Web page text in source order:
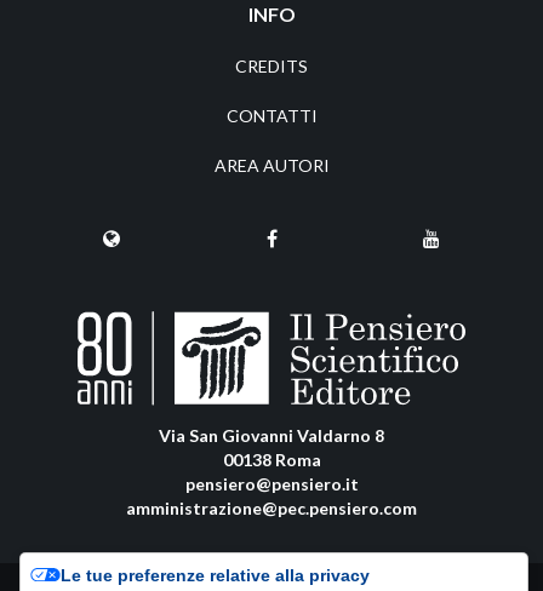
INFO
CREDITS
CONTATTI
AREA AUTORI
Via San Giovanni Valdarno 8
00138 Roma
pensiero@pensiero.it
amministrazione@pec.pensiero.com
Le tue preferenze relative alla privacy